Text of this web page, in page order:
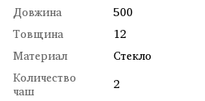
Довжина
500
Товщина
12
Материал
Стекло
Количество
чаш
2